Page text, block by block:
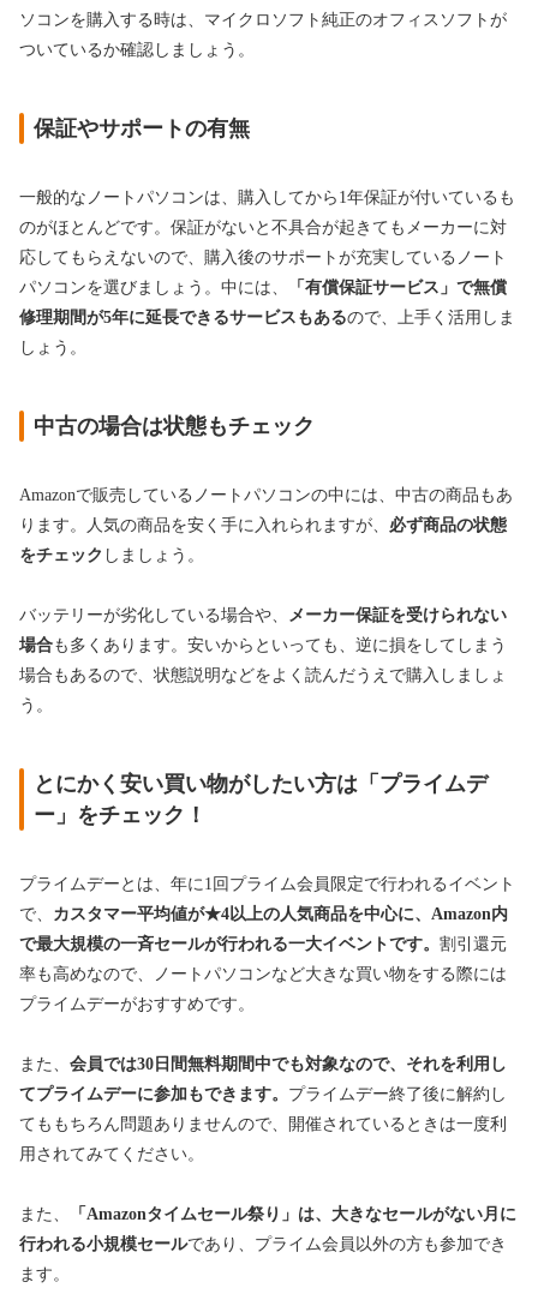
ソコンを購入する時は、マイクロソフト純正のオフィスソフトが
ついているか確認しましょう。
保証やサポートの有無
一般的なノートパソコンは、購入してから1年保証が付いているも
のがほとんどです。保証がないと不具合が起きてもメーカーに対
応してもらえないので、購入後のサポートが充実しているノート
パソコンを選びましょう。中には、
「有償保証サービス」で無償
修理期間が5年に延長できるサービスもあるので、上手く活用しま
しょう。
中古の場合は状態もチェック
Amazonで販売しているノートパソコンの中には、中古の商品もあ
ります。人気の商品を安く手に入れられますが、 必ず商品の状態
をチェック しましょう。
バッテリーが劣化している場合や、
メーカー保証を受けられない
場合も多くあります。安いからといっても、逆に損をしてしまう
場合もあるので、状態説明などをよく読んだうえで購入しましょ
う。
とにかく安い買い物がしたい方は「プライムデ
ー」をチェック！
プライムデーとは、年に1回プライム会員限定で行われるイベント
で、 カスタマー平均値が★4以上の人気商品を中心に、Amazon内
で最大規模の一斉セールが行われる一大イベントです。 割引還元
率も高めなので、ノートパソコンなど大きな買い物をする際には
プライムデーがおすすめです。
また、 会員では30日間無料期間中でも対象なので、それを利用し
てプライムデーに参加もできます。 プライムデー終了後に解約し
てももちろん問題ありませんので、開催されているときは一度利
用されてみてください。
また、
「Amazonタイムセール祭り」は、大きなセールがない月に
行われる小規模セールであり、プライム会員以外の方も参加でき
ます。